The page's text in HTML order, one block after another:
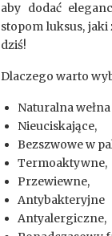
aby dodać
stopom luksus,
dziś!
Dlaczego warto
Naturalna
Nieuciskające,
Bezszwowe w
Termoaktywne,
Przewiewne,
Antybakteryjne
Antyalergiczne,